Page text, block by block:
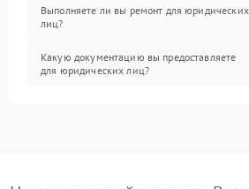
Выполняете ли вы ремонт для юридических
лиц?
Какую документацию вы предоставляете
для юридических лиц?